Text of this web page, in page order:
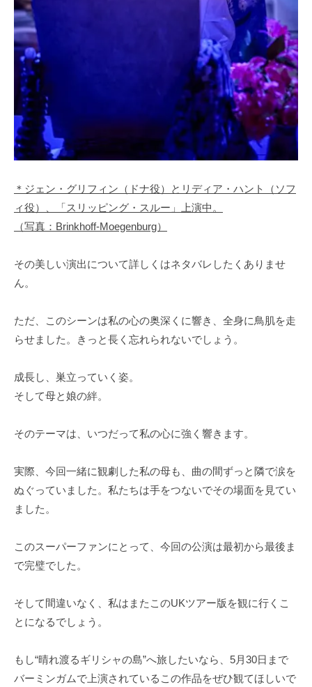
＊ジェン・グリフィン（ドナ役）とリディア・ハント（ソフ
ィ役）、「スリッピング・スルー」上演中。
（写真：Brinkhoff-Moegenburg）
その美しい演出について詳しくはネタバレしたくありませ
ん。
ただ、このシーンは私の心の奥深くに響き、全身に鳥肌を走
らせました。きっと長く忘れられないでしょう。
成長し、巣立っていく姿。
そして母と娘の絆。
そのテーマは、いつだって私の心に強く響きます。
実際、今回一緒に観劇した私の母も、曲の間ずっと隣で涙を
ぬぐっていました。私たちは手をつないでその場面を見てい
ました。
このスーパーファンにとって、今回の公演は最初から最後ま
で完璧でした。
そして間違いなく、私はまたこのUKツアー版を観に行くこ
とになるでしょう。
もし“晴れ渡るギリシャの島”へ旅したいなら、5月30日まで
バーミンガムで上演されているこの作品をぜひ観てほしいで